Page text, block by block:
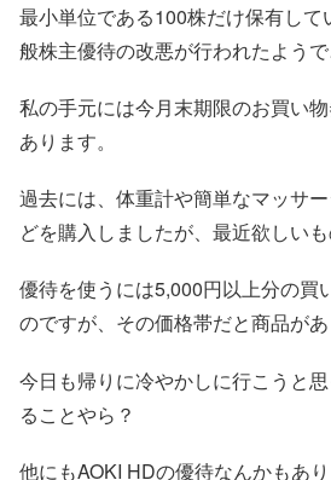
最小単位である100株だけ保有し
般株主優待の改悪が行われたようで
私の手元には今月末期限のお買い
あります。
過去には、体重計や簡単なマッサ
どを購入しましたが、最近欲しいも
優待を使うには5,000円以上分の買
のですが、その価格帯だと商品があ
今日も帰りに冷やかしに行こうと
ることやら？
他にもAOKI HDの優待なんかもあ